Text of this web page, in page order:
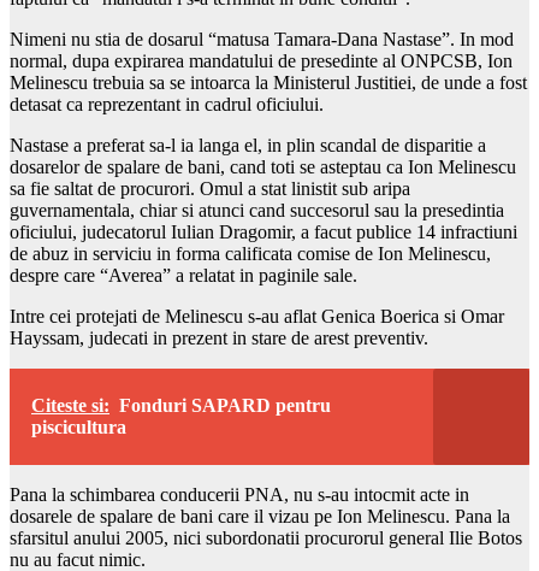
Nimeni nu stia de dosarul “matusa Tamara-Dana Nastase”. In mod
normal, dupa expirarea mandatului de presedinte al ONPCSB, Ion
Melinescu trebuia sa se intoarca la Ministerul Justitiei, de unde a fost
detasat ca reprezentant in cadrul oficiului.
Nastase a preferat sa-l ia langa el, in plin scandal de disparitie a
dosarelor de spalare de bani, cand toti se asteptau ca Ion Melinescu
sa fie saltat de procurori. Omul a stat linistit sub aripa
guvernamentala, chiar si atunci cand succesorul sau la presedintia
oficiului, judecatorul Iulian Dragomir, a facut publice 14 infractiuni
de abuz in serviciu in forma calificata comise de Ion Melinescu,
despre care “Averea” a relatat in paginile sale.
Intre cei protejati de Melinescu s-au aflat Genica Boerica si Omar
Hayssam, judecati in prezent in stare de arest preventiv.
Citeste si: Fonduri SAPARD pentru
piscicultura
Pana la schimbarea conducerii PNA, nu s-au intocmit acte in
dosarele de spalare de bani care il vizau pe Ion Melinescu. Pana la
sfarsitul anului 2005, nici subordonatii procurorul general Ilie Botos
nu au facut nimic.